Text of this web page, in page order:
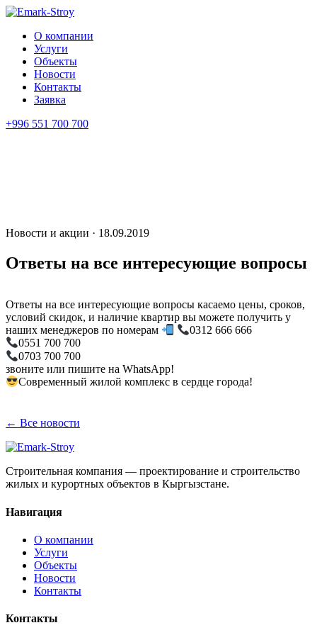
О компании
Услуги
Объекты
Новости
Контакты
Заявка
+996 551 700 700
Новости и акции · 18.09.2019
Ответы на все интересующие вопросы
Ответы на все интересующие вопросы касаемо цены, сроков,
условий скидок, и наличие квартир вы можете получить у
наших менеджеров по номерам
0312 666 666
0551 700 700
0703 700 700
звоните или пишите на WhatsApp!
Современный жилой комплекс в сердце города!
← Все новости
Строительная компания — проектирование и строительство
жилых и курортных объектов в Кыргызстане.
Навигация
О компании
Услуги
Объекты
Новости
Контакты
Контакты